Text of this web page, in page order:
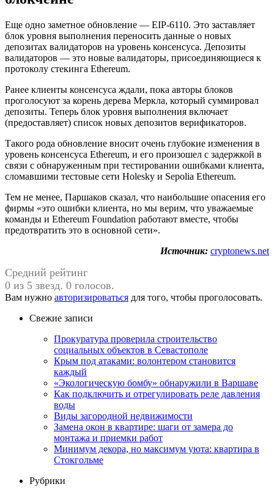
Еще одно заметное обновление — EIP-6110. Это заставляет
блок уровня выполнения переносить данные о новых
депозитах валидаторов на уровень консенсуса. Депозиты
валидаторов — это новые валидаторы, присоединяющиеся к
протоколу стекинга Ethereum.
Ранее клиенты консенсуса ждали, пока авторы блоков
проголосуют за корень дерева Меркла, который суммировал
депозиты. Теперь блок уровня выполнения включает
(предоставляет) список новых депозитов верификаторов.
Такого рода обновление вносит очень глубокие изменения в
уровень консенсуса Ethereum, и его произошел с задержкой в
связи с обнаруженным при тестировании ошибками клиента,
сломавшими тестовые сети Holesky и Sepolia Ethereum.
Тем не менее, Паршаков сказал, что наибольшие опасения его
фирмы «это ошибки клиента, но мы верим, что уважаемые
команды и Ethereum Foundation работают вместе, чтобы
предотвратить это в основной сети».
Источник: cryptonews.net
Средний рейтинг
0 из 5 звезд. 0 голосов.
Вам нужно авторизироваться для того, чтобы проголосовать.
Свежие записи
Прокуратура проверила строительство
социальных объектов в Севастополе
Крым под атаками: волонтером становится
каждый
«Экологическую бомбу» обнаружили в Варшаве
Как подключить и отрегулировать реле давления
воды
Виды загородной недвижимости
Замена окон в квартире: шаги от замера до
монтажа и приемки работ
Минимум декора, но максимум уюта: квартира в
Стокгольме
Рубрики